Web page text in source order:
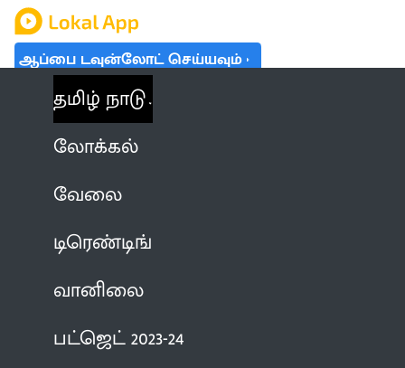
ஆப்பை டவுன்லோட் செய்யவும்
தமிழ் நாடு
லோக்கல்
வேலை
டிரெண்டிங்
வானிலை
பட்ஜெட் 2023-24